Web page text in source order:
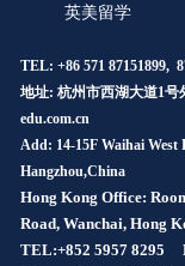
英美留学
TEL: +86 571 87151899,
地址: 杭州市西湖大道1
edu.com.cn
Add: 14-15F Waihai West
Hangzhou,China
Hong Kong Office:
Road, Wanchai, Hong
TEL:+852 5957 8295